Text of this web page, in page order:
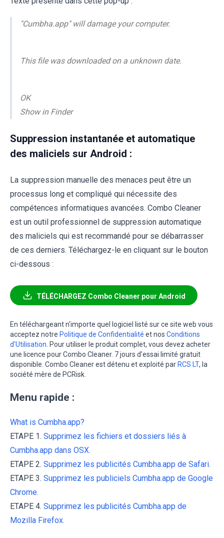
"Cumbha.app" will damage your computer.
This file was downloaded on a unknown date.
OK
Show in Finder
Suppression instantanée et automatique
des maliciels sur Android :
La suppression manuelle des menaces peut être un
processus long et compliqué qui nécessite des
compétences informatiques avancées. Combo Cleaner
est un outil professionnel de suppression automatique
des maliciels qui est recommandé pour se débarrasser
de ces derniers. Téléchargez-le en cliquant sur le bouton
ci-dessous :
TÉLÉCHARGEZ Combo Cleaner pour Android
En téléchargeant n'importe quel logiciel listé sur ce site web vous
acceptez notre Politique de Confidentialité et nos Conditions
d’Utilisation. Pour utiliser le produit complet, vous devez acheter
une licence pour Combo Cleaner. 7 jours d’essai limité gratuit
disponible. Combo Cleaner est détenu et exploité par RCS LT, la
société mère de PCRisk.
Menu rapide :
What is Cumbha.app?
ETAPE 1. Supprimez les fichiers et dossiers liés à
Cumbha.app dans OSX.
ETAPE 2. Supprimez les publicités Cumbha.app de Safari.
ETAPE 3. Supprimez les publiciels Cumbha.app de Google
Chrome.
ETAPE 4. Supprimez les publicités Cumbha.app de
Mozilla Firefox.